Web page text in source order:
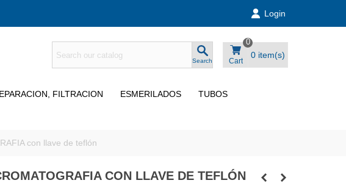
Login
Search Cart
0
0 item(s)
FILTRACION ESMERILADOS TUBOS
con llave de teflón
CON LLAVE DE TEFLÓN